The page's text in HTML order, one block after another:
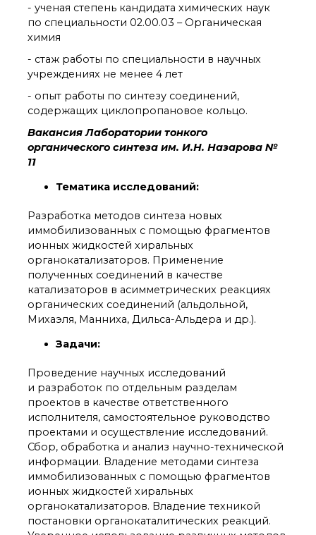
советов
Новые лаборатории
Конкурсы, премии
Конкурсы вакантных
должностей
История ВХК РАН
Преподавательский
состав
Достижения
Почтовый сервер
Внутренний сайт
ЯМР-центр ИОХ РАН
- ученая степень кандидата химических наук
по специальности 02.00.03 – Органическая
химия
- стаж работы по специальности в научных
учреждениях не менее 4 лет
- опыт работы по синтезу соединений,
содержащих циклопропановое кольцо.
Вакансия Лаборатории тонкого
органического синтеза им. И.Н. Назарова №
11
Тематика исследований:
Разработка методов синтеза новых
иммобилизованных с помощью фрагментов
ионных жидкостей хиральных
органокатализаторов. Применение
полученных соединений в качестве
катализаторов в асимметрических реакциях
органических соединений (альдольной,
Михаэля, Манниха, Дильса-Альдера и др.).
Задачи:
Проведение научных исследований
и разработок по отдельным разделам
проектов в качестве ответственного
исполнителя, самостоятельное руководство
проектами и осуществление исследований.
Сбор, обработка и анализ научно-технической
информации. Владение методами синтеза
иммобилизованных с помощью фрагментов
ионных жидкостей хиральных
органокатализаторов. Владение техникой
постановки органокаталитических реакций.